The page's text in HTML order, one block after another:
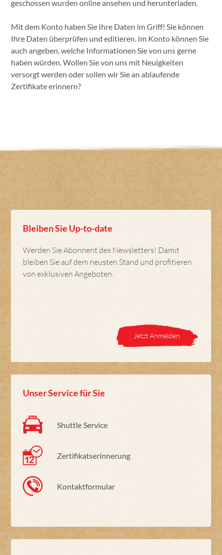
geschossen wurden online ansehen und herunterladen.
Mit dem Konto haben Sie Ihre Daten im Griff! Sie können
Ihre Daten überprüfen und editieren. Im Konto können Sie
auch angeben, welche Informationen Sie von uns gerne
haben würden. Wollen Sie von uns mit Neuigkeiten
versorgt werden oder sollen wir Sie an ablaufende
Zertifikate erinnern?
Bleiben Sie Up-to-date
Werden Sie Abonnent des Newsletters! Damit
bleiben Sie auf dem neusten Stand und profitieren
von exklusiven Angeboten.
Jetzt Anmelden
Unser Service für Sie
Shuttle Service
Zertifikatserinnerung
Kontaktformular